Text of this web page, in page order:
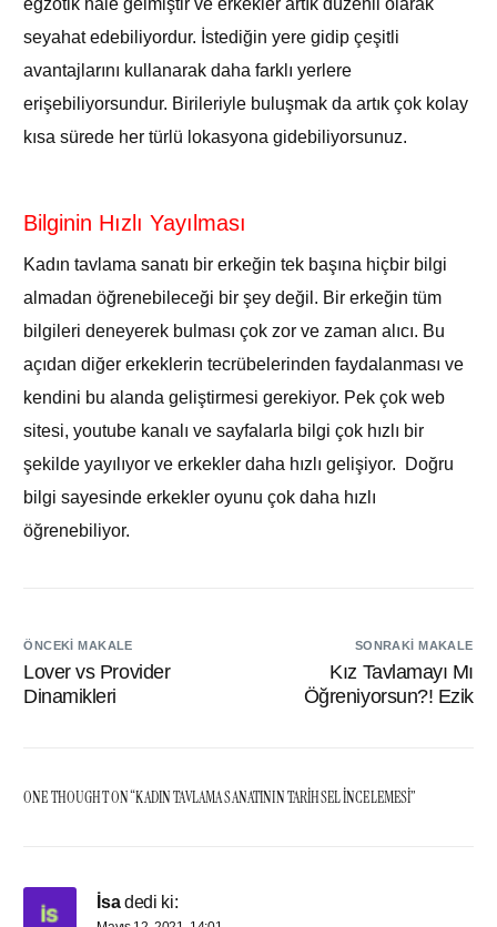
seyahat edebiliyordur. İstediğin yere gidip çeşitli
avantajlarını kullanarak daha farklı yerlere
erişebiliyorsundur. Birileriyle buluşmak da artık çok kolay
kısa sürede her türlü lokasyona gidebiliyorsunuz.
Bilginin Hızlı Yayılması
Kadın tavlama sanatı bir erkeğin tek başına hiçbir bilgi
almadan öğrenebileceği bir şey değil. Bir erkeğin tüm
bilgileri deneyerek bulması çok zor ve zaman alıcı. Bu
açıdan diğer erkeklerin tecrübelerinden faydalanması ve
kendini bu alanda geliştirmesi gerekiyor. Pek çok web
sitesi, youtube kanalı ve sayfalarla bilgi çok hızlı bir
şekilde yayılıyor ve erkekler daha hızlı gelişiyor. Doğru
bilgi sayesinde erkekler oyunu çok daha hızlı
öğrenebiliyor.
ÖNCEKI MAKALE
Lover vs Provider
Dinamikleri
SONRAKI MAKALE
Kız Tavlamayı Mı
Öğreniyorsun?! Ezik
ONE THOUGHT ON “KADIN TAVLAMA SANATININ TARIHSEL İNCELEMESI”
İsa dedi ki: